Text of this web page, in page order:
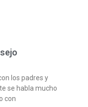
los padres y
se habla mucho
con